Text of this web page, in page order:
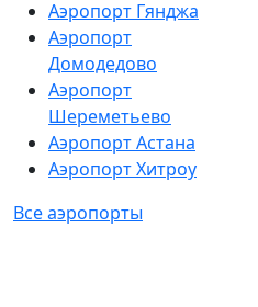
Аэропорт Гянджа
Аэропорт
Домодедово
Аэропорт
Шереметьево
Аэропорт Астана
Аэропорт Хитроу
Все аэропорты